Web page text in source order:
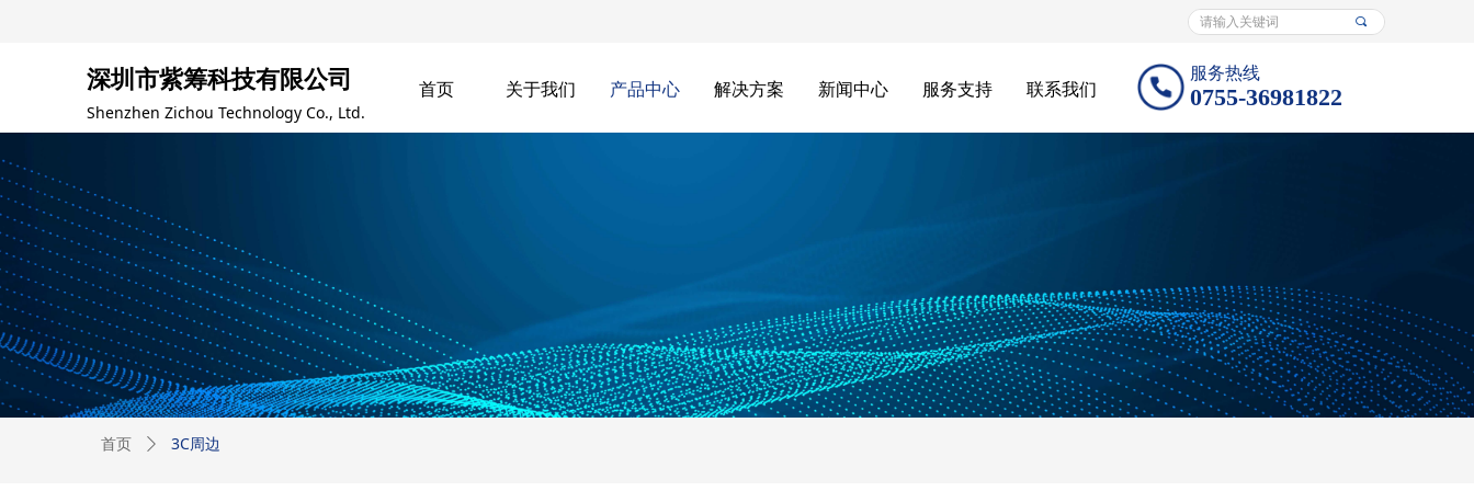
深圳市紫筹科技有限公司
Shenzhen Zichou Technology Co., Ltd.
끠
首页 关于我们 产品中心 解决方案 新闻中心 服务支持 联系我们
服务热线
0755-36981822
首页 ꄲ 3C周边